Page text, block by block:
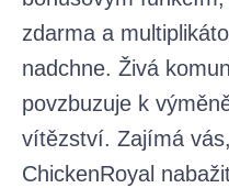
zdarma a
nadchne. Živá
povzbuzuje k
vítězství. Zajímá
ChickenRoyal